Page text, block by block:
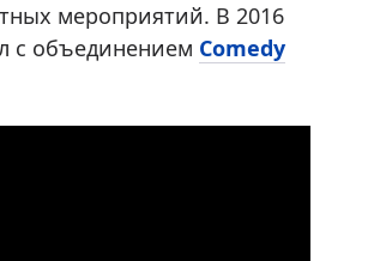
мероприятий. В 2016
с объединением Comedy